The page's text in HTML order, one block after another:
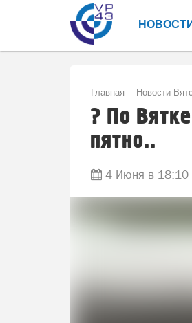
Главная Новости
? По
пятно..
4 Июня в 18:10